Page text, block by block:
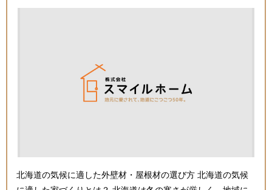
北海道の気候に適した外壁材・屋根材の選び方 北海道の気候